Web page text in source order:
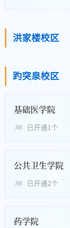
洪家楼校区
趵突泉校区
基础医学院
已开通1个
公共卫生学院
已开通2个
药学院